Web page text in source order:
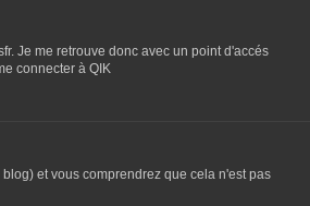
Je me retrouve donc avec un point d'accés
connecter à QIK
et vous comprendrez que cela n'est pas